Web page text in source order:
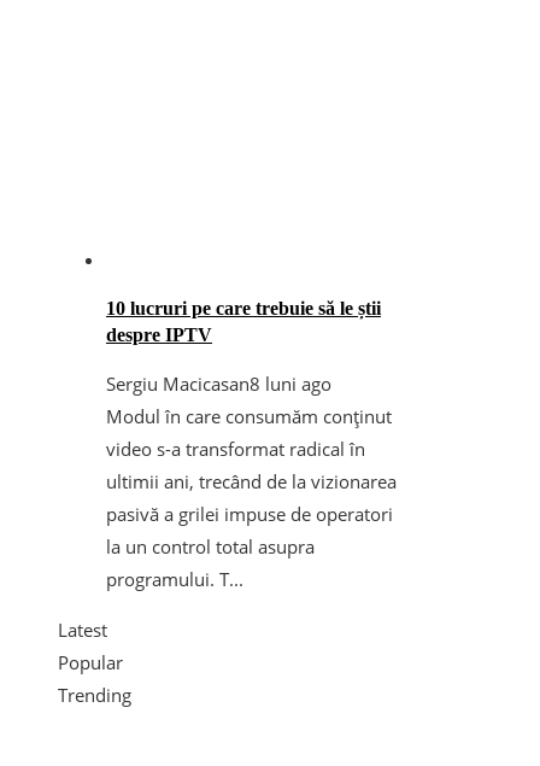
10 lucruri pe care trebuie să le știi
despre IPTV
Sergiu Macicasan8 luni ago
Modul în care consumăm conținut
video s-a transformat radical în
ultimii ani, trecând de la vizionarea
pasivă a grilei impuse de operatori
la un control total asupra
programului. T...
Latest
Popular
Trending